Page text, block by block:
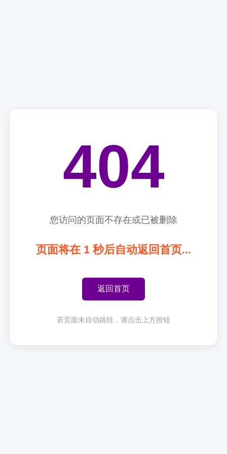
404
您访问的页面不存在或已被删除
页面将在 1 秒后自动返回首页...
返回首页
若页面未自动跳转，请点击上方按钮